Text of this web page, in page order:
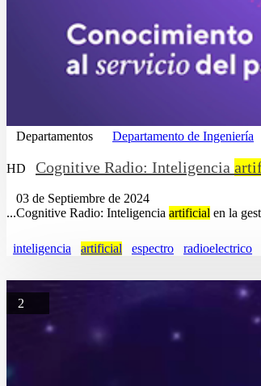
Departamentos Departamento de Ingeniería
HD Cognitive Radio: Inteligencia
03 de Septiembre de 2024
...Cognitive Radio: Inteligencia artificial en la
inteligencia artificial espectro radioelectrico
2